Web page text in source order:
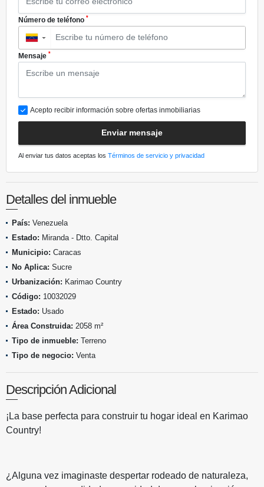
Número de teléfono *
▼
Mensaje *
Acepto recibir información sobre ofertas inmobiliarias
Enviar mensaje
Al enviar tus datos aceptas los Términos de servicio y privacidad
Detalles del inmueble
País: Venezuela
Estado: Miranda - Dtto. Capital
Municipio: Caracas
No Aplica: Sucre
Urbanización: Karimao Country
Código: 10032029
Estado: Usado
Área Construida: 2058 m²
Tipo de inmueble: Terreno
Tipo de negocio: Venta
Descripción Adicional
¡La base perfecta para construir tu hogar ideal en Karimao
Country!
¿Alguna vez imaginaste despertar rodeado de naturaleza,